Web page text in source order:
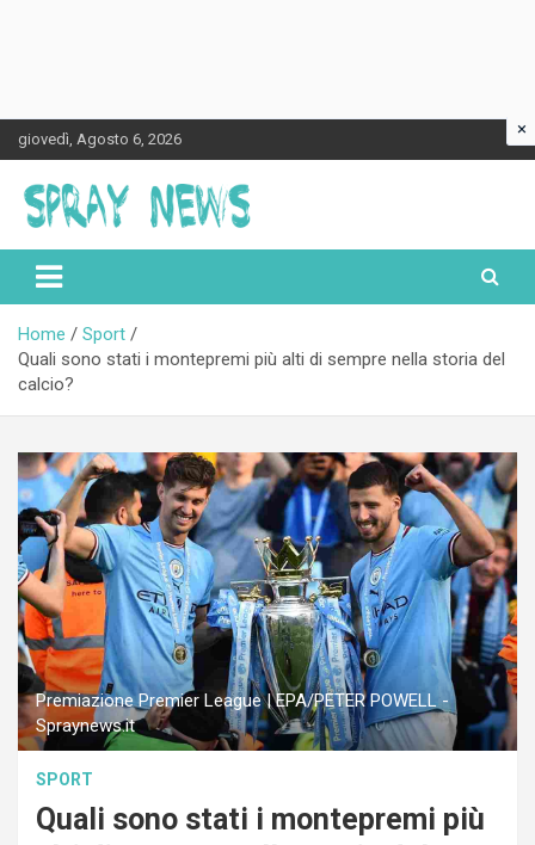
Skip
to
content
giovedì, Agosto 6, 2026
Spraynews.it
Home
Sport
Quali sono stati i montepremi più alti di sempre nella storia del
calcio?
Premiazione Premier League | EPA/PETER POWELL -
Spraynews.it
SPORT
Quali sono stati i montepremi più
×